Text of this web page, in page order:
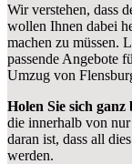
Wir verstehen, dass
wollen Ihnen dabei
machen zu müssen.
passende Angebote
Umzug von
Holen Sie sich ganz
die innerhalb von nur
daran ist, dass all
werden.